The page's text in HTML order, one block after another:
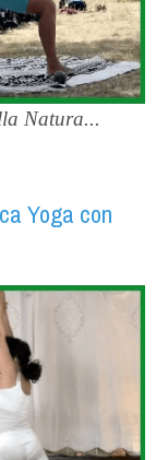
Natura...
Yoga con